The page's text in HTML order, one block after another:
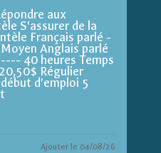
aux
S'assurer de la
Français parlé -
Anglais parlé
40 heures Temps
Régulier
d'emploi 5
Ajouter le 04/08/26